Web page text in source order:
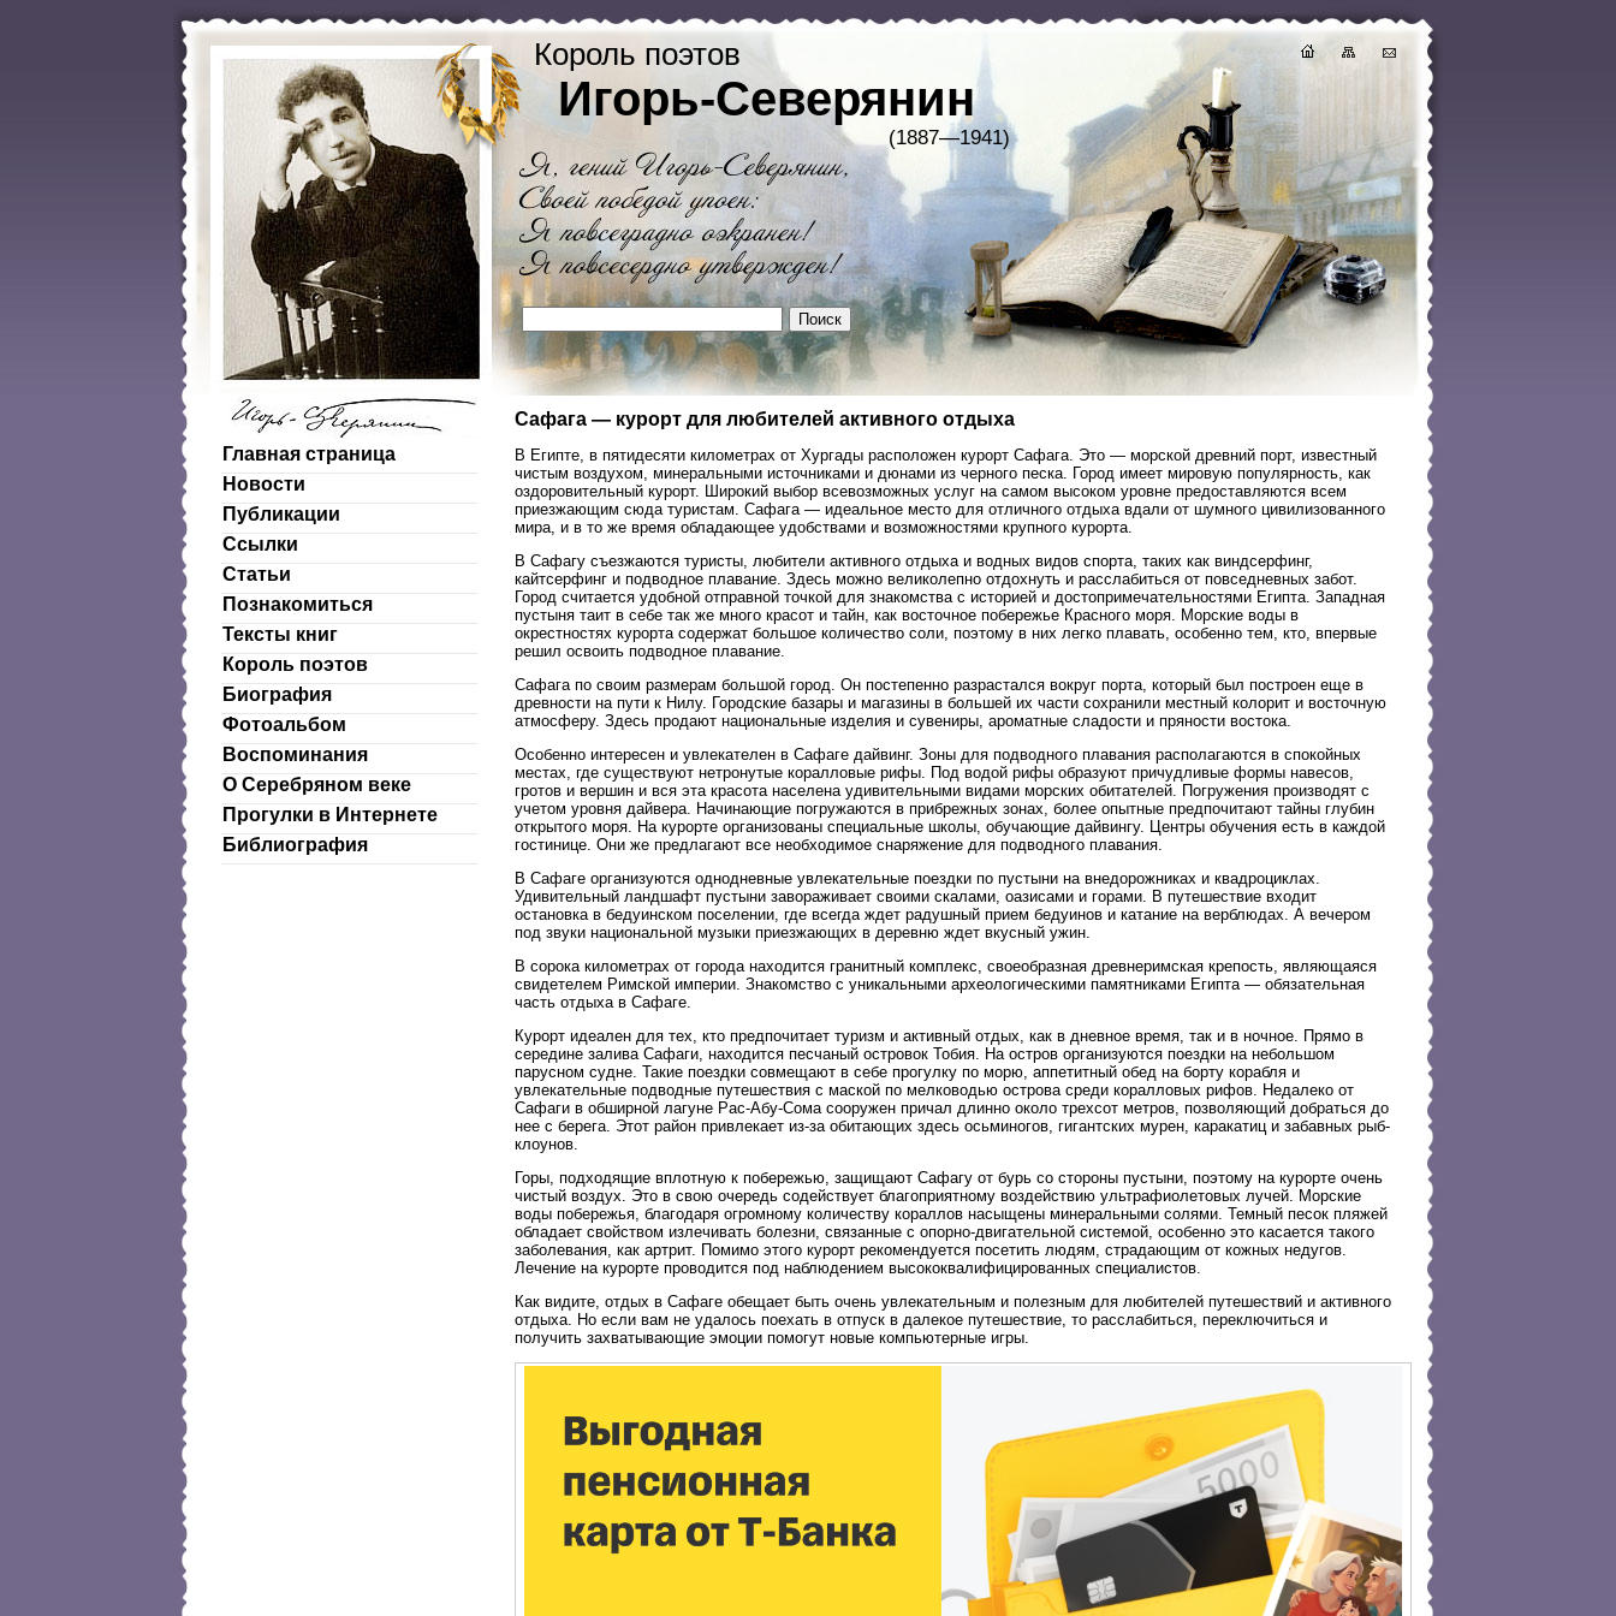
Король поэтов
Игорь-Северянин
(1887—1941)
Главная страница
Новости
Публикации
Ссылки
Статьи
Познакомиться
Тексты книг
Король поэтов
Биография
Фотоальбом
Воспоминания
О Серебряном веке
Прогулки в Интернете
Библиография
Сафага — курорт для любителей активного отдыха
В Египте, в пятидесяти километрах от Хургады расположен курорт Сафага. Это — морской древний порт, известный
чистым воздухом, минеральными источниками и дюнами из черного песка. Город имеет мировую популярность, как
оздоровительный курорт. Широкий выбор всевозможных услуг на самом высоком уровне предоставляются всем
приезжающим сюда туристам. Сафага — идеальное место для отличного отдыха вдали от шумного цивилизованного
мира, и в то же время обладающее удобствами и возможностями крупного курорта.
В Сафагу съезжаются туристы, любители активного отдыха и водных видов спорта, таких как виндсерфинг,
кайтсерфинг и подводное плавание. Здесь можно великолепно отдохнуть и расслабиться от повседневных забот.
Город считается удобной отправной точкой для знакомства с историей и достопримечательностями Египта. Западная
пустыня таит в себе так же много красот и тайн, как восточное побережье Красного моря. Морские воды в
окрестностях курорта содержат большое количество соли, поэтому в них легко плавать, особенно тем, кто, впервые
решил освоить подводное плавание.
Сафага по своим размерам большой город. Он постепенно разрастался вокруг порта, который был построен еще в
древности на пути к Нилу. Городские базары и магазины в большей их части сохранили местный колорит и восточную
атмосферу. Здесь продают национальные изделия и сувениры, ароматные сладости и пряности востока.
Особенно интересен и увлекателен в Сафаге дайвинг. Зоны для подводного плавания располагаются в спокойных
местах, где существуют нетронутые коралловые рифы. Под водой рифы образуют причудливые формы навесов,
гротов и вершин и вся эта красота населена удивительными видами морских обитателей. Погружения производят с
учетом уровня дайвера. Начинающие погружаются в прибрежных зонах, более опытные предпочитают тайны глубин
открытого моря. На курорте организованы специальные школы, обучающие дайвингу. Центры обучения есть в каждой
гостинице. Они же предлагают все необходимое снаряжение для подводного плавания.
В Сафаге организуются однодневные увлекательные поездки по пустыни на внедорожниках и квадроциклах.
Удивительный ландшафт пустыни завораживает своими скалами, оазисами и горами. В путешествие входит
остановка в бедуинском поселении, где всегда ждет радушный прием бедуинов и катание на верблюдах. А вечером
под звуки национальной музыки приезжающих в деревню ждет вкусный ужин.
В сорока километрах от города находится гранитный комплекс, своеобразная древнеримская крепость, являющаяся
свидетелем Римской империи. Знакомство с уникальными археологическими памятниками Египта — обязательная
часть отдыха в Сафаге.
Курорт идеален для тех, кто предпочитает туризм и активный отдых, как в дневное время, так и в ночное. Прямо в
середине залива Сафаги, находится песчаный островок Тобия. На остров организуются поездки на небольшом
парусном судне. Такие поездки совмещают в себе прогулку по морю, аппетитный обед на борту корабля и
увлекательные подводные путешествия с маской по мелководью острова среди коралловых рифов. Недалеко от
Сафаги в обширной лагуне Рас-Абу-Сома сооружен причал длинно около трехсот метров, позволяющий добраться до
нее с берега. Этот район привлекает из-за обитающих здесь осьминогов, гигантских мурен, каракатиц и забавных рыб-
клоунов.
Горы, подходящие вплотную к побережью, защищают Сафагу от бурь со стороны пустыни, поэтому на курорте очень
чистый воздух. Это в свою очередь содействует благоприятному воздействию ультрафиолетовых лучей. Морские
воды побережья, благодаря огромному количеству кораллов насыщены минеральными солями. Темный песок пляжей
обладает свойством излечивать болезни, связанные с опорно-двигательной системой, особенно это касается такого
заболевания, как артрит. Помимо этого курорт рекомендуется посетить людям, страдающим от кожных недугов.
Лечение на курорте проводится под наблюдением высококвалифицированных специалистов.
Как видите, отдых в Сафаге обещает быть очень увлекательным и полезным для любителей путешествий и активного
отдыха. Но если вам не удалось поехать в отпуск в далекое путешествие, то расслабиться, переключиться и
получить захватывающие эмоции помогут новые компьютерные игры.